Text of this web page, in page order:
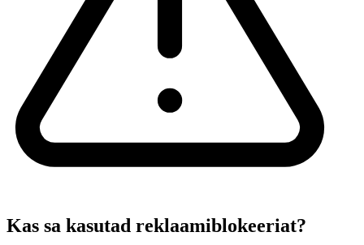
Kas sa kasutad reklaamiblokeeriat?